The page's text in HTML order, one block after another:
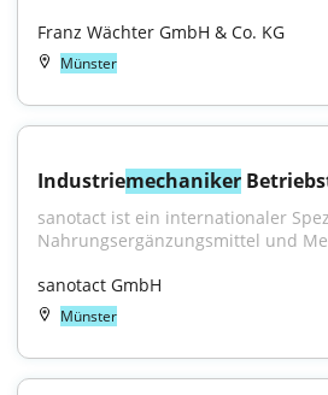
Franz Wächter GmbH & Co. KG
Münster
Industriemechaniker
sanotact ist ein internationaler
Nahrungsergänzungsmittel und
sanotact GmbH
Münster